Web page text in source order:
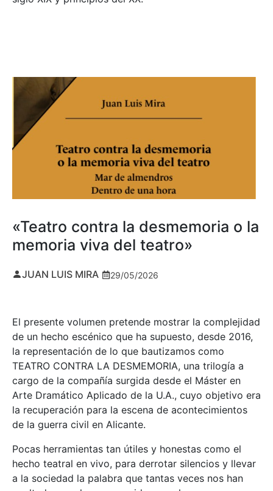
«Teatro contra la desmemoria o la
memoria viva del teatro»
JUAN LUIS MIRA 29/05/2026
El presente volumen pretende mostrar la complejidad
de un hecho escénico que ha supuesto, desde 2016,
la representación de lo que bautizamos como
TEATRO CONTRA LA DESMEMORIA, una trilogía a
cargo de la compañía surgida desde el Máster en
Arte Dramático Aplicado de la U.A., cuyo objetivo era
la recuperación para la escena de acontecimientos
de la guerra civil en Alicante.
Pocas herramientas tan útiles y honestas como el
hecho teatral en vivo, para derrotar silencios y llevar
a la sociedad la palabra que tantas veces nos han